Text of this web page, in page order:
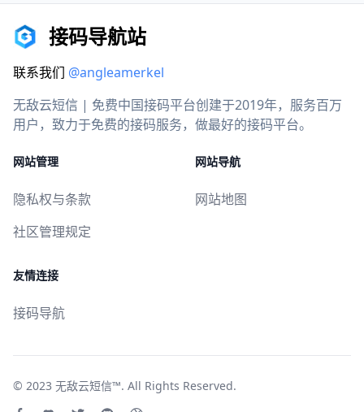
接码导航站
联系我们 @angleamerkel
无敌云短信 | 免费中国接码平台创建于2019年，服务百万
用户，致力于免费的接码服务，做最好的接码平台。
网站管理
隐私权与条款
社区管理规定
网站导航
网站地图
友情连接
接码导航
© 2023 无敌云短信™. All Rights Reserved.